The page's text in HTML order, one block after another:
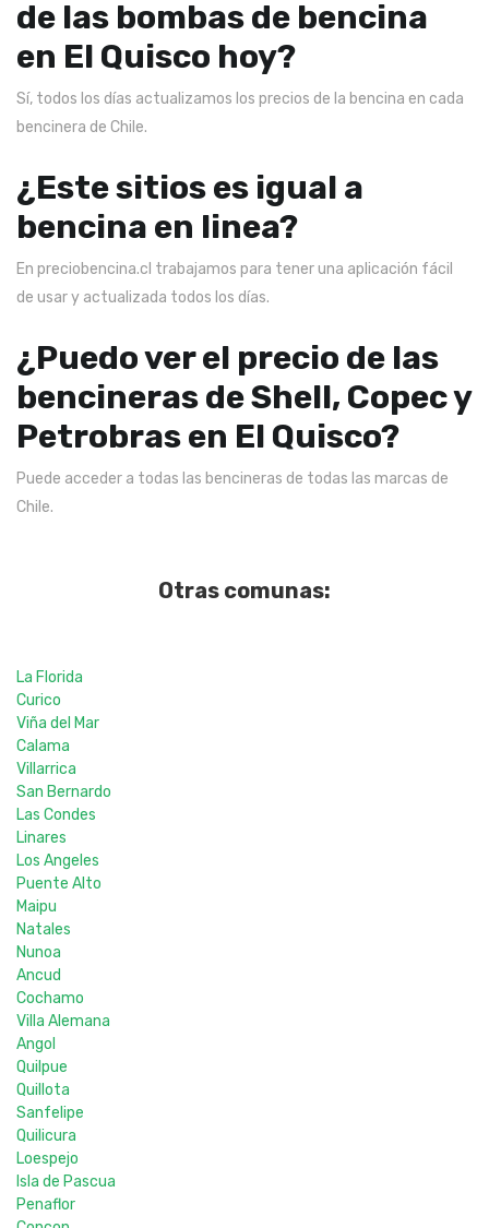
de las bombas de bencina
en El Quisco hoy?
Sí, todos los días actualizamos los precios de la bencina en cada
bencinera de Chile.
¿Este sitios es igual a
bencina en linea?
En preciobencina.cl trabajamos para tener una aplicación fácil
de usar y actualizada todos los días.
¿Puedo ver el precio de las
bencineras de Shell, Copec y
Petrobras en El Quisco?
Puede acceder a todas las bencineras de todas las marcas de
Chile.
Otras comunas:
La Florida
Curico
Viña del Mar
Calama
Villarrica
San Bernardo
Las Condes
Linares
Los Angeles
Puente Alto
Maipu
Natales
Nunoa
Ancud
Cochamo
Villa Alemana
Angol
Quilpue
Quillota
Sanfelipe
Quilicura
Loespejo
Isla de Pascua
Penaflor